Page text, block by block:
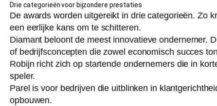
Drie categorieën voor bijzondere prestaties
De awards worden uitgereikt in drie categorieën. Zo
een eerlijke kans om te schitteren.
Diamant beloont de meest innovatieve ondernemer.
of bedrijfsconcepten die zowel economisch succes
Robijn richt zich op startende ondernemers die in
speler.
Parel is voor bedrijven die uitblinken in
opbouwen.